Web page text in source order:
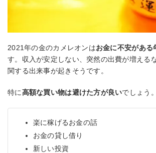
2021年の金のカメレオンはお金に不安がある
す。収入が安定しない、突然の出費が増える
関する出来事が起きそうです。
特に高額な買い物は避けた方が良いでしょう
楽に稼げるお金の話
お金の貸し借り
新しい投資